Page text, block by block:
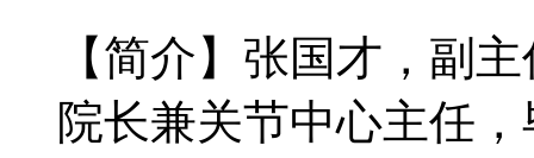
【简介】张国才，副
院长兼关节中心主任